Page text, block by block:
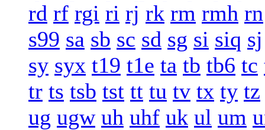
rd rf rgi ri rj rk rm rmh rn
s99 sa sb sc sd sg si siq sj
sy syx t19 t1e ta tb tb6 tc
tr ts tsb tst tt tu tv tx ty tz
ug ugw uh uhf uk ul um